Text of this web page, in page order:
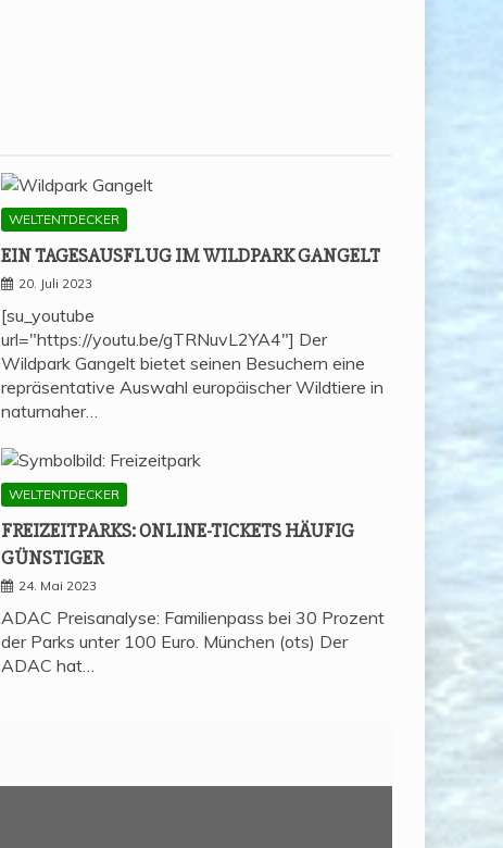
WELTENTDECKER
EIN TAGES­AUS­FLUG IM WILD­PARK GANGELT
20. Juli 2023
[su_youtube
url="https://youtu.be/gTRNuvL2YA4"] Der
Wildpark Gangelt bietet seinen Besuchern eine
repräsentative Auswahl europäischer Wildtiere in
naturnaher…
WELTENTDECKER
FREI­ZEIT­PARKS: ONLINE-TICKETS HÄU­FIG
GÜNSTIGER
24. Mai 2023
ADAC Preisanalyse: Familienpass bei 30 Prozent
der Parks unter 100 Euro. München (ots) Der
ADAC hat…